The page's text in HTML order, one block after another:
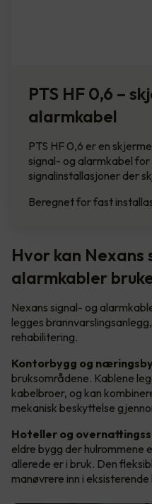
PTS HF 0,6 –
alarmkabel
PTS HF 0,6 er en
signal- og alarmkabel
signalinstallasjoner der
Beregnet for fast
Hvor kan Nexans
alarmkabler
Nexans signal- og
legges
rehabilitering.
Kontorbygg og
bruksområdene. Kablene
kabelbroer, og kan
mekanisk beskyttelse
Hoteller og
eldre bygg der hulrommene
allerede er i bruk. Den
manøvrere inn i